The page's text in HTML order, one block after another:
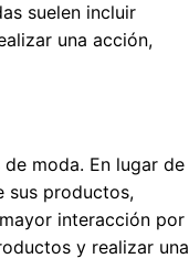
suelen incluir
una acción,
moda. En lugar de
sus productos,
interacción por
y realizar una